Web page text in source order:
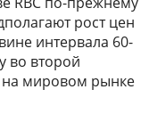
рост цен
интервала 60-
во второй
на мировом рынке